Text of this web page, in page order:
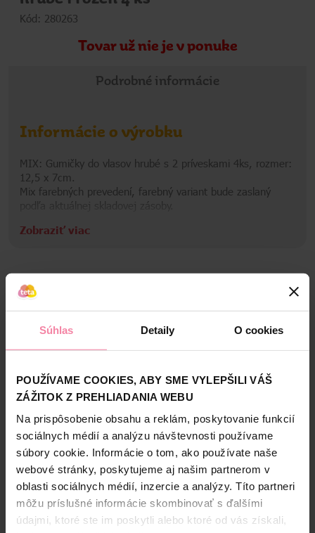
Súhlas Detaily O cookies
POUŽÍVAME COOKIES, ABY SME VYLEPŠILI VÁŠ
ZÁŽITOK Z PREHLIADANIA WEBU
Na prispôsobenie obsahu a reklám, poskytovanie funkcií
sociálnych médií a analýzu návštevnosti používame
súbory cookie. Informácie o tom, ako používate naše
webové stránky, poskytujeme aj našim partnerom v
oblasti sociálnych médií, inzercie a analýzy. Títo partneri
môžu príslušné informácie skombinovať s ďalšími
údajmi, ktoré ste im poskytli alebo ktoré od vás získali,
Kód: 280263
Tovar už nie je v ponuke
Podrobné informácie
Informácie o výrobku
MIX: Gumičky do vlasov hrubé s 2 príveskami 4ks, rozmer:
12,5 x 7cm.
Mix farebných prevedení, farebný variant bude zaslaný
podľa aktuálnej skladovej zásoby.
Informácie o výrobcovi
Zobraziť viac
Zloženie
High-contrast mode
Alternatívne produkty
NAŠA ZNAČKA